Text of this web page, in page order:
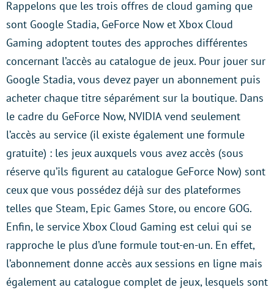
Rappelons que les trois offres de cloud gaming que
sont Google Stadia, GeForce Now et Xbox Cloud
Gaming adoptent toutes des approches différentes
concernant l’accès au catalogue de jeux. Pour jouer sur
Google Stadia, vous devez payer un abonnement puis
acheter chaque titre séparément sur la boutique. Dans
le cadre du GeForce Now, NVIDIA vend seulement
l’accès au service (il existe également une formule
gratuite) : les jeux auxquels vous avez accès (sous
réserve qu’ils figurent au catalogue GeForce Now) sont
ceux que vous possédez déjà sur des plateformes
telles que Steam, Epic Games Store, ou encore GOG.
Enfin, le service Xbox Cloud Gaming est celui qui se
rapproche le plus d’une formule tout-en-un. En effet,
l’abonnement donne accès aux sessions en ligne mais
également au catalogue complet de jeux, lesquels sont